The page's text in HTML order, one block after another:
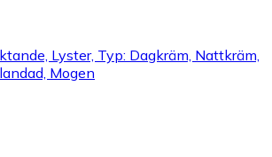
Lyster, Typ: Dagkräm, Nattkräm,
Mogen